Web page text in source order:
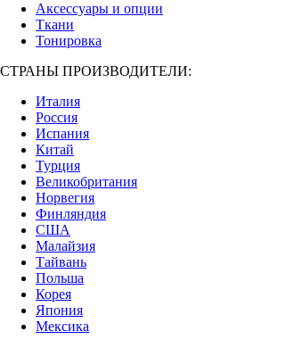
Аксессуары и опции
Ткани
Тонировка
СТРАНЫ ПРОИЗВОДИТЕЛИ:
Италия
Россия
Испания
Китай
Турция
Великобритания
Норвегия
Финляндия
США
Малайзия
Тайвань
Польша
Корея
Япония
Мексика